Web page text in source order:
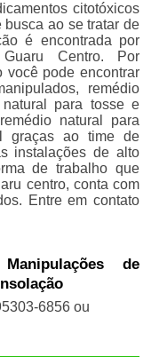
citotóxicos
ao se tratar de
é encontrada por
Centro. Por
você pode encontrar
remédio
para tosse e
natural para
graças ao time de
instalações de alto
de trabalho que
centro, conta com
Entre em contato
de
6856 ou